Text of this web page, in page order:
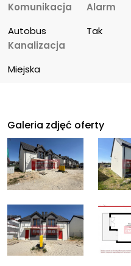
Komunikacja
Autobus
Alarm
Tak
Kanalizacja
Miejska
Galeria zdjęć oferty